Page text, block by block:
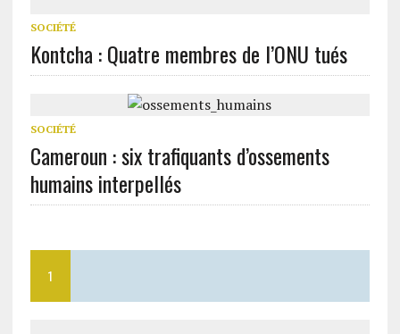
SOCIÉTÉ
Kontcha : Quatre membres de l’ONU tués
SOCIÉTÉ
Cameroun : six trafiquants d’ossements
humains interpellés
1